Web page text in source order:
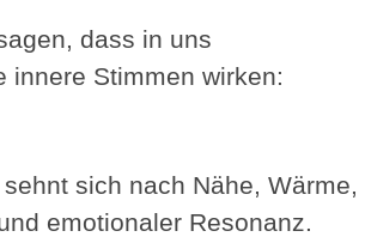
dass in uns
innere Stimmen wirken:
sich nach Nähe, Wärme,
emotionaler Resonanz.